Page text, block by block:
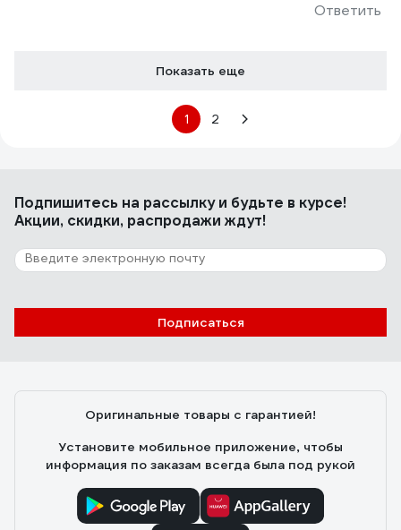
Ответить
Показать еще
1 2
Подпишитесь на рассылкуи будьте в курсе!
Акции, скидки, распродажи ждут!
Подписаться
Оригинальные товары с гарантией!
Установите мобильное приложение, чтобы
информация по заказам всегда была под рукой